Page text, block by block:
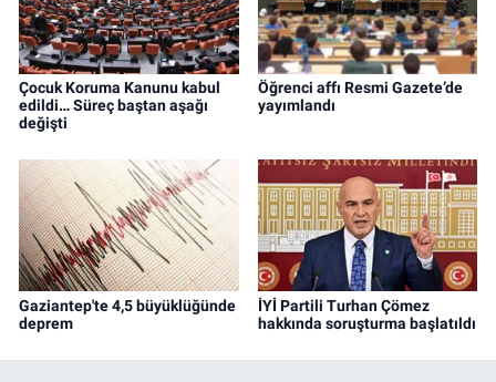
Çocuk Koruma Kanunu kabul
edildi… Süreç baştan aşağı
değişti
Öğrenci affı Resmi Gazete’de
yayımlandı
Gaziantep'te 4,5 büyüklüğünde
deprem
İYİ Partili Turhan Çömez
hakkında soruşturma başlatıldı